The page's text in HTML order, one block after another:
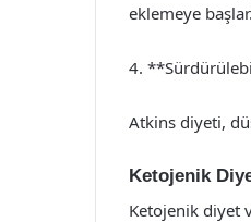
eklemeye başlar.
4.
Atkins diyeti,
Ketojenik
Ketojenik diyet